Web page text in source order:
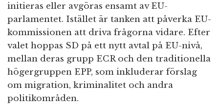
initieras eller avgöras ensamt av EU-
parlamentet. Istället är tanken att påverka EU-
kommissionen att driva frågorna vidare. Efter
valet hoppas SD på ett nytt avtal på EU-nivå,
mellan deras grupp ECR och den traditionella
högergruppen EPP, som inkluderar förslag
om migration, kriminalitet och andra
politikområden.